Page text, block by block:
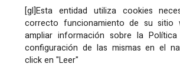
[gl]Esta entidad utiliza cookies
correcto funcionamiento de su sitio
ampliar información sobre la
configuración de las mismas en el
click en "Leer"